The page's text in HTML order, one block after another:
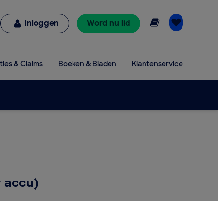
Inloggen Word nu lid Online lezen
& Claims Boeken & Bladen Klantenservice
accu)